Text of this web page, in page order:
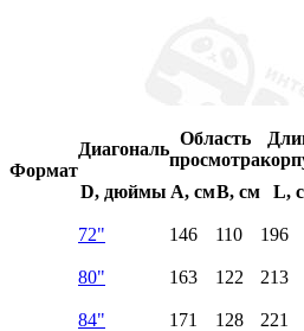
Формат
Диагональ
Область
просмотра
D, дюймы A, смB, см L,
72" 146 110 196
80" 163 122 213
84" 171 128 221